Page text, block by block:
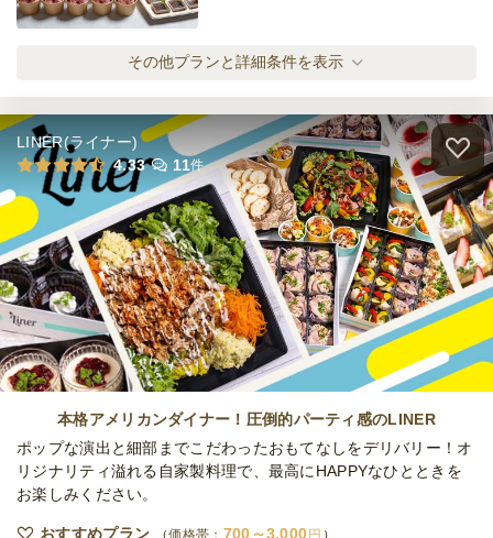
オードブル
1,800円/人
≪HATTO COFFEE≫deluxe plan
オードブル
2,300円/人
≪HATTO COFFEE≫special plan
オードブル
2,800円/人
全てのプランを見る（5件）
オードブル
締切 3日前18時
最低ご注文金額 30,000円
その他プランと詳細条件を表示
LINER(ライナー)
4.33
11件
本格アメリカンダイナー！圧倒的パーティ感のLINER
ポップな演出と細部までこだわったおもてなしをデリバリー！オ
リジナリティ溢れる自家製料理で、最高にHAPPYなひとときを
お楽しみください。
おすすめプラン 価格帯： 700～3,000 円